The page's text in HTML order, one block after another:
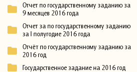
Отчет по государственному заданию за
9 месяцев 2016 года
Отчет за по государственному заданию
за I полугодие 2016 года
Отчёт по государственному заданию за
2016 год
Государственное задание на 2016 год